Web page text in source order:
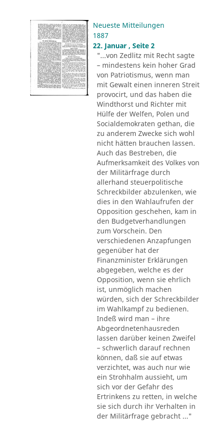
Neueste Mitteilungen
1887
22. Januar , Seite 2
"...von Zedlitz mit Recht sagte
– mindestens kein hoher Grad
von Patriotismus, wenn man
mit Gewalt einen inneren Streit
provocirt, und das haben die
Windthorst und Richter mit
Hülfe der Welfen, Polen und
Socialdemokraten gethan, die
zu anderem Zwecke sich wohl
nicht hätten brauchen lassen.
Auch das Bestreben, die
Aufmerksamkeit des Volkes von
der Militärfrage durch
allerhand steuerpolitische
Schreckbilder abzulenken, wie
dies in den Wahlaufrufen der
Opposition geschehen, kam in
den Budgetverhandlungen
zum Vorschein. Den
verschiedenen Anzapfungen
gegenüber hat der
Finanzminister Erklärungen
abgegeben, welche es der
Opposition, wenn sie ehrlich
ist, unmöglich machen
würden, sich der Schreckbilder
im Wahlkampf zu bedienen.
Indeß wird man – ihre
Abgeordnetenhausreden
lassen darüber keinen Zweifel
– schwerlich darauf rechnen
können, daß sie auf etwas
verzichtet, was auch nur wie
ein Strohhalm aussieht, um
sich vor der Gefahr des
Ertrinkens zu retten, in welche
sie sich durch ihr Verhalten in
der Militärfrage gebracht ..."